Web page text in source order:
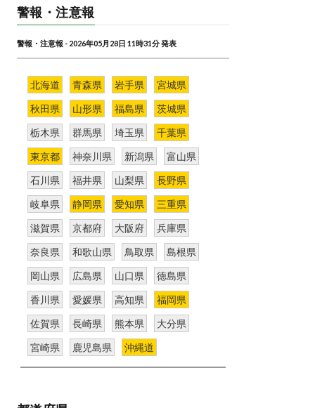
警報・注意報
警報・注意報 - 2026年05月28日 11時31分 発表
北海道 青森県 岩手県
宮城県
秋田県
山形県 福島県
茨城県
栃木県
群馬県 埼玉県
千葉県
東京都
神奈川県 新潟県
富山県
石川県
福井県 山梨県
長野県
岐阜県
静岡県 愛知県
三重県
滋賀県
京都府 大阪府
兵庫県
奈良県
和歌山県 鳥取県
島根県
岡山県
広島県 山口県
徳島県
香川県
愛媛県 高知県
福岡県
佐賀県
長崎県 熊本県
大分県
宮崎県
鹿児島県 沖縄道